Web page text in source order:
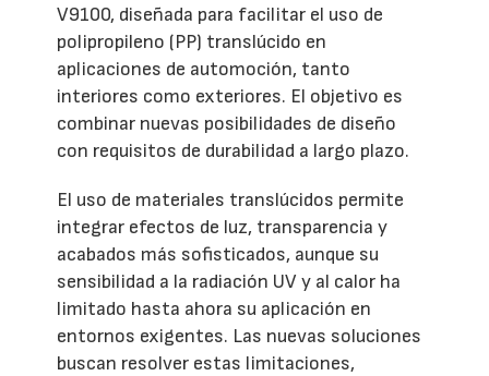
V9100, diseñada para facilitar el uso de
polipropileno (PP) translúcido en
aplicaciones de automoción, tanto
interiores como exteriores. El objetivo es
combinar nuevas posibilidades de diseño
con requisitos de durabilidad a largo plazo.
El uso de materiales translúcidos permite
integrar efectos de luz, transparencia y
acabados más sofisticados, aunque su
sensibilidad a la radiación UV y al calor ha
limitado hasta ahora su aplicación en
entornos exigentes. Las nuevas soluciones
buscan resolver estas limitaciones,